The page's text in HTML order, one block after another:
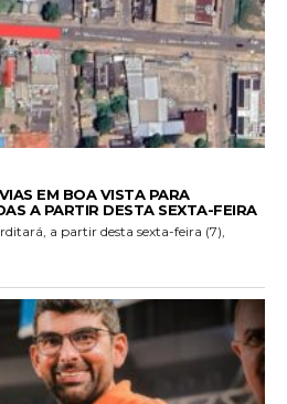
EM BOA VISTA PARA
A PARTIR DESTA SEXTA-FEIRA
a partir desta sexta-feira (7),